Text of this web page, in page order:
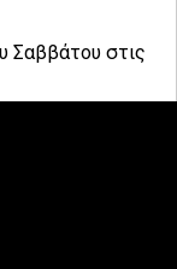
Σαββάτου στις